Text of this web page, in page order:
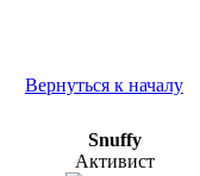
Вернуться к началу
Snuffy
Активист